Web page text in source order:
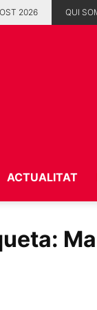
2026 QUI
ACTUALITAT